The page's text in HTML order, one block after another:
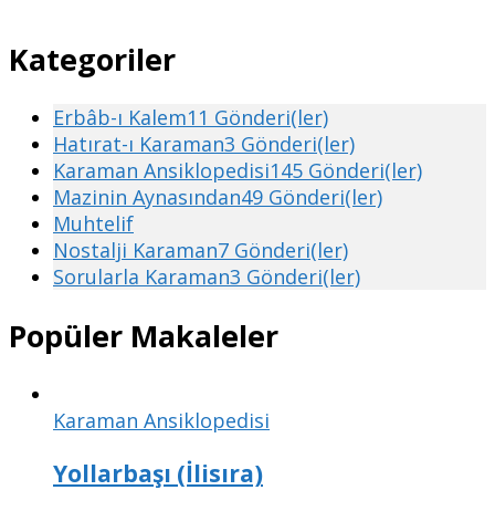
Kategoriler
Erbâb-ı Kalem11 Gönderi(ler)
Hatırat-ı Karaman3 Gönderi(ler)
Karaman Ansiklopedisi145 Gönderi(ler)
Mazinin Aynasından49 Gönderi(ler)
Muhtelif
Nostalji Karaman7 Gönderi(ler)
Sorularla Karaman3 Gönderi(ler)
Popüler Makaleler
Karaman Ansiklopedisi
Yollarbaşı (İlisıra)